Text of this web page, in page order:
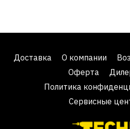
Доставка О компании
Оферта
Политика
Сервисные